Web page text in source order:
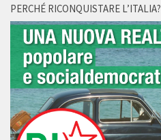
PERCHÉ RICONQUISTARE L’ITALIA?